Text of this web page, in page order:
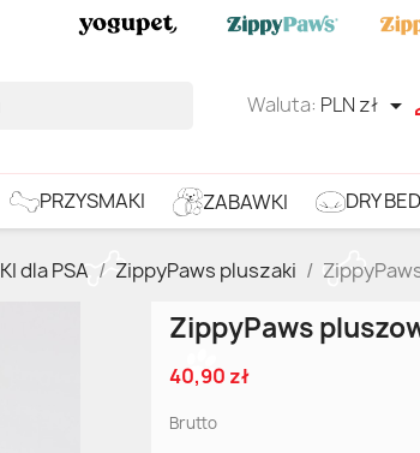
Waluta: PLN zł 
PRZYSMAKI ZABAWKI DRY
dla PSA ZippyPaws pluszaki
ZippyPaws
40,90 zł
Brutto